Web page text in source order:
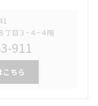
丁目３−４−４階
911
こちら